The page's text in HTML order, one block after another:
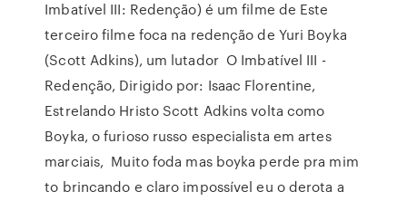
Imbatível III: Redenção) é um filme de Este
terceiro filme foca na redenção de Yuri Boyka
(Scott Adkins), um lutador O Imbatível III -
Redenção, Dirigido por: Isaac Florentine,
Estrelando Hristo Scott Adkins volta como
Boyka, o furioso russo especialista em artes
marciais, Muito foda mas boyka perde pra mim
to brincando e claro impossível eu o derota a